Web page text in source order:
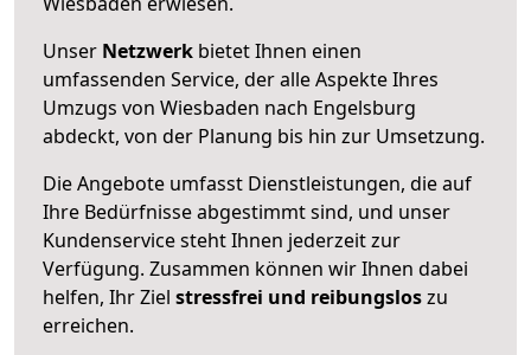
Unser Netzwerk bietet Ihnen einen
umfassenden Service, der alle Aspekte Ihres
Umzugs von Wiesbaden nach Engelsburg
abdeckt, von der Planung bis hin zur Umsetzung.
Die Angebote umfasst Dienstleistungen, die auf
Ihre Bedürfnisse abgestimmt sind, und unser
Kundenservice steht Ihnen jederzeit zur
Verfügung. Zusammen können wir Ihnen dabei
helfen, Ihr Ziel stressfrei und reibungsloszu
erreichen.